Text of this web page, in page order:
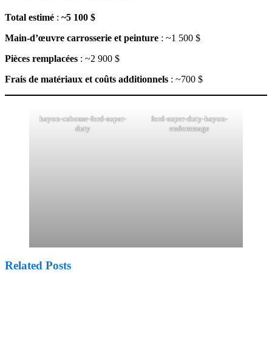
Total estimé : ~5 100 $
Main-d’œuvre carrosserie et peinture : ~1 500 $
Pièces remplacées : ~2 900 $
Frais de matériaux et coûts additionnels : ~700 $
hayon-cabosse-ford-super-
duty
ford-super-duty-hayon-
endommage
Related Posts